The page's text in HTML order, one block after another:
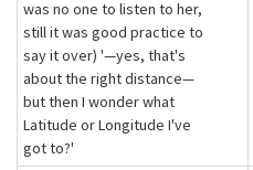
was no one to listen to her,
still it was good practice to
say it over) '—yes, that's
about the right distance—
but then I wonder what
Latitude or Longitude I've
got to?'